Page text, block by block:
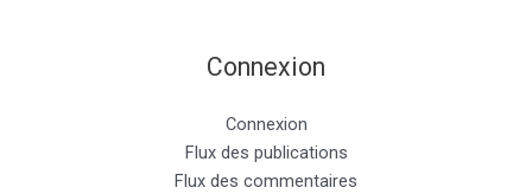
Connexion
Connexion
Flux des publications
Flux des commentaires